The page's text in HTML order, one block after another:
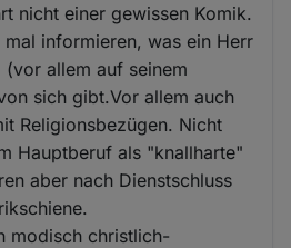
nicht einer gewissen Komik.
informieren, was ein Herr
allem auf seinem
sich gibt.Vor allem auch
Religionsbezügen. Nicht
Hauptberuf als "knallharte"
aber nach Dienstschluss
modisch christlich-